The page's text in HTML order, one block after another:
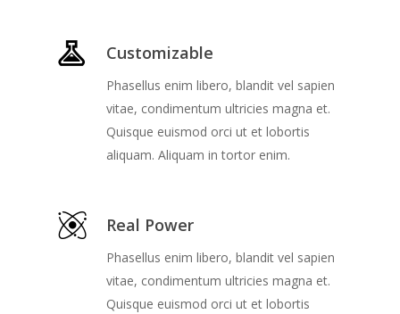
Customizable
Phasellus enim libero, blandit vel sapien
vitae, condimentum ultricies magna et.
Quisque euismod orci ut et lobortis
aliquam. Aliquam in tortor enim.
Real Power
Phasellus enim libero, blandit vel sapien
vitae, condimentum ultricies magna et.
Quisque euismod orci ut et lobortis